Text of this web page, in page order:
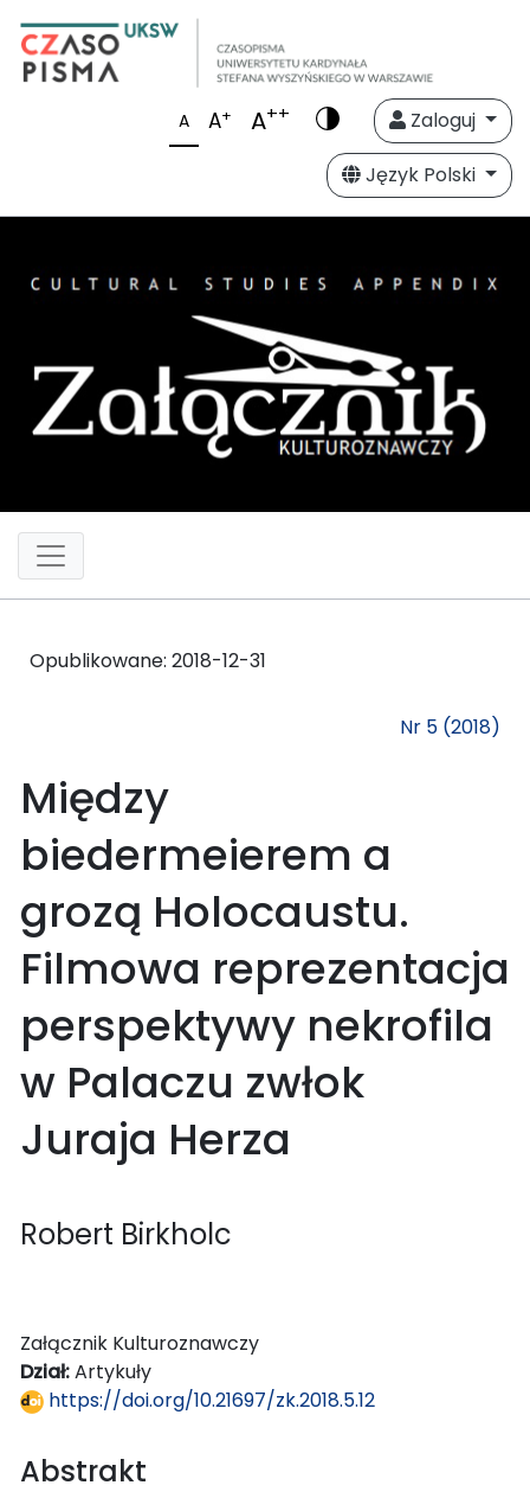
A A+ A++
Zaloguj
Język Polski
Opublikowane: 2018-12-31
Nr 5 (2018)
Między
biedermeierem a
grozą Holocaustu.
Filmowa reprezentacja
perspektywy nekrofila
w Palaczu zwłok
Juraja Herza
Robert Birkholc
Załącznik Kulturoznawczy
Dział:Artykuły
https://doi.org/10.21697/zk.2018.5.12
Abstrakt